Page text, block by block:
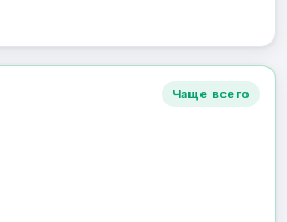
Чаще всего